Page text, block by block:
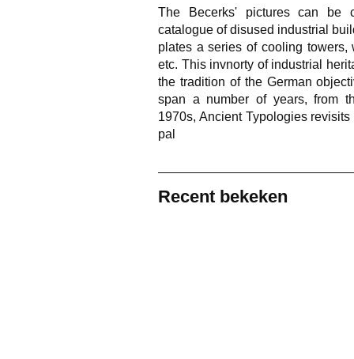
The Becerks' pictures can be
catalogue of disused industrial
plates a series of cooling towers,
etc. This invnorty of industrial
the tradition of the German
span a number of years, from
1970s,Ancient Typologies revisits
pal
Recent bekeken